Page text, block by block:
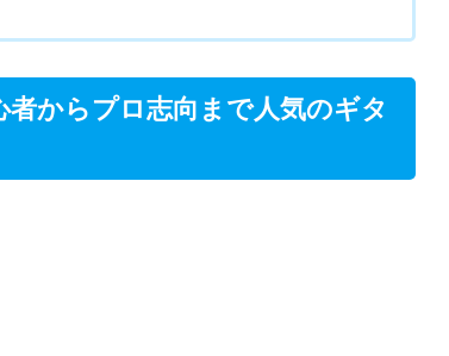
者からプロ志向まで人気のギタ